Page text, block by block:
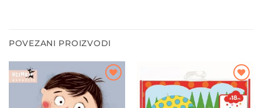
POVEZANI PROIZVODI
Dodajte
na listu
želja
Dodajte
na listu
želja